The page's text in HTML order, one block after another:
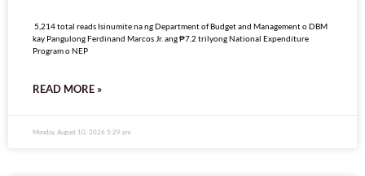
5,214 total reads Isinumite na ng Department of Budget and Management o DBM
kay Pangulong Ferdinand Marcos Jr. ang ₱7.2 trilyong National Expenditure
Program o NEP
READ MORE »
Monday, August 10, 2026 5:29 pm